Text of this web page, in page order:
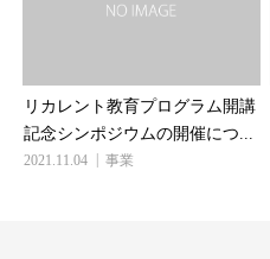
リカレント教育プログラム開講
記念シンポジウムの開催につ...
2021.11.04 事業